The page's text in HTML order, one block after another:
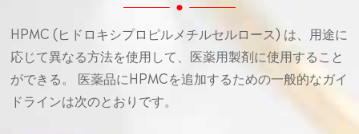
HPMC (ヒドロキシプロピルメチルセルロース) は、用途に
応じて異なる方法を使用して、医薬用製剤に使用すること
ができる。 医薬品にHPMCを追加するための一般的なガイ
ドラインは次のとおりです。